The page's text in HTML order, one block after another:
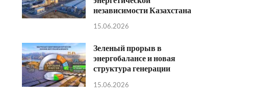
независимости Казахстана
15.06.2026
Зеленый прорыв в
энергобалансе и новая
структура генерации
15.06.2026